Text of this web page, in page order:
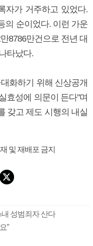
자가 거주하고 있었다.
의 순이었다. 이런 가운
8786만건으로 전년 대
타났다.
화하기 위해 신상공개
효성에 의문이 든다"며
갖고 제도 시행의 내실
및 재배포 금지
성범죄자 산다
”